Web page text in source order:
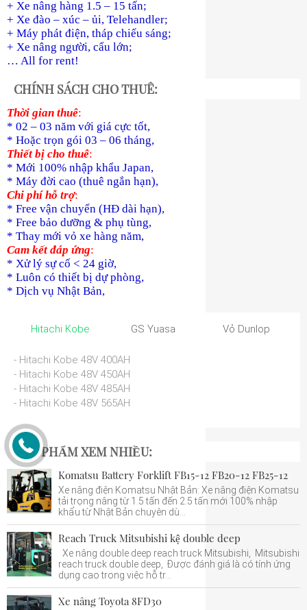
+ Xe nâng hàng 1.5 – 15 tấn;
+ Xe đào – xúc – ủi, Telehandler;
+ Máy phát điện, tháp chiếu sáng;
+ Xe nâng người, cẩu lớn;
… All for rent!
CHÍNH SÁCH CHO THUÊ:
Thời gian thuê:
* 02 – 03 năm với giá cực tốt,
* Hoặc trọn gói 03 – 06 tháng,
Thiết bị cho thuê:
* Mới 100% nhập khẩu Japan,
* Máy đời cao (thuê ngắn hạn),
Chi phí hỗ trợ:
* Free vận chuyển (HĐ dài hạn),
* Free bảo dưỡng & phụ tùng,
* Thay mới vỏ xe hàng năm,
Cam kết đáp ứng:
* Xử lý sự cố < 24 giờ,
* Luôn có thiết bị dự phòng,
* Dịch vụ Nhật Bản,
Hitachi Kobe GS Yuasa Vỏ Dunlop
- Hitachi Kobe 48V 400AH
- Hitachi Kobe 48V 450AH
- Hitachi Kobe 48V 485AH
- Hitachi Kobe 48V 565AH
SẢN PHẨM XEM NHIỀU:
Komatsu Battery Forklift FB15-12 FB20-12 FB25-12
Xe nâng điện Komatsu Nhật Bản: Xe nâng điện Komatsu
tải trọng nâng từ 1.5 tấn đến 2.5 tấn mới 100% nhập
khẩu từ Nhật Bản chuyên dù...
Reach Truck Mitsubishi kệ double deep
Xe nâng double deep reach truck Mitsubishi, Mitsubishi
reach truck double deep, Được đánh giá là có tính ứng
dụng cao trong việc hỗ tr...
Xe nâng Toyota 8FD30